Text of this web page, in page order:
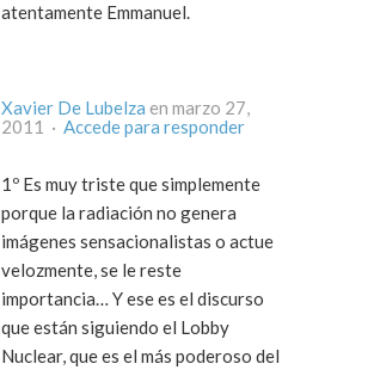
atentamente Emmanuel.
Xavier De Lubelza en marzo 27,
2011 · Accede para responder
1º Es muy triste que simplemente
porque la radiación no genera
imágenes sensacionalistas o actue
velozmente, se le reste
importancia… Y ese es el discurso
que están siguiendo el Lobby
Nuclear, que es el más poderoso del